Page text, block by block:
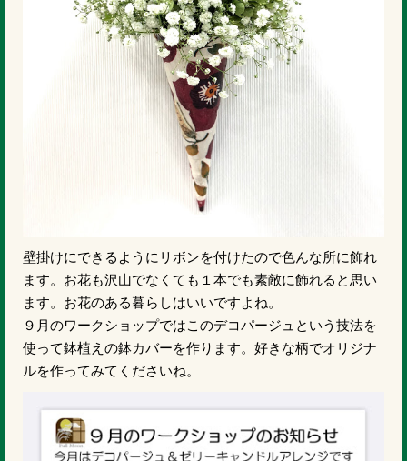
壁掛けにできるようにリボンを付けたので色んな所に飾れ
ます。お花も沢山でなくても１本でも素敵に飾れると思い
ます。お花のある暮らしはいいですよね。
９月のワークショップではこのデコパージュという技法を
使って鉢植えの鉢カバーを作ります。好きな柄でオリジナ
ルを作ってみてくださいね。